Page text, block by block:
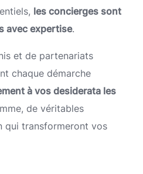
les concierges sont
avec expertise.
et de partenariats
chaque démarche
à vos desiderata les
de véritables
qui transformeront vos